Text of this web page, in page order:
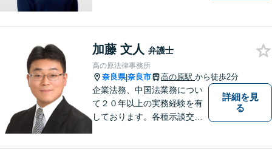
策をご提案【LINE利用可】
【平日夜間、土日祝日、応相
談】
加藤 文人 弁護士
高の原法律事務所
奈良県|奈良市 高の原駅 から徒歩2分
企業法務、中国法業務につい
て２０年以上の実務経験を有
しております。各種示談交
詳細を見
る